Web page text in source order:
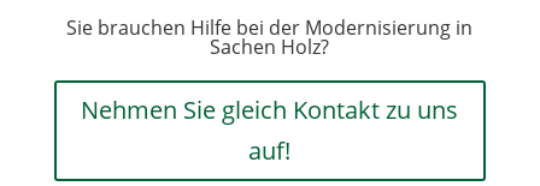
Sie brauchen Hilfe bei der Modernisierung in
Sachen Holz?
Nehmen Sie gleich Kontakt zu uns
auf!